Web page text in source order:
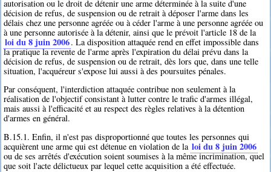
autorisation ou le droit de détenir une arme déterminée à la suite d'une
décision de refus, de suspension ou de retrait à déposer l'arme dans les
délais chez une personne agréée ou à céder l'arme à une personne agréée ou
à une personne autorisée à la détenir, ainsi que le prévoit l'article 18 de la
loi du 8 juin 2006. La disposition attaquée rend en effet impossible dans
la pratique la revente de l'arme après l'expiration du délai prévu dans la
décision de refus, de suspension ou de retrait, dès lors que, dans une telle
situation, l'acquéreur s'expose lui aussi à des poursuites pénales.
Par conséquent, l'interdiction attaquée contribue non seulement à la
réalisation de l'objectif consistant à lutter contre le trafic d'armes illégal,
mais aussi à l'efficacité et au respect des règles relatives à la détention
d'armes en général.
B.15.1. Enfin, il n'est pas disproportionné que toutes les personnes qui
acquièrent une arme qui est détenue en violation de la loi du 8 juin 2006
ou de ses arrêtés d'exécution soient soumises à la même incrimination, quel
que soit l'acte délictueux par lequel cette acquisition a été effectuée.